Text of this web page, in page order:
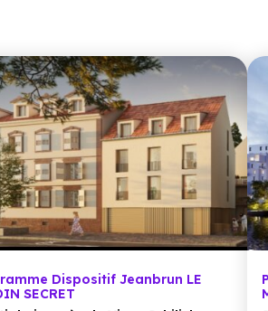
Dispositif Jeanbrun LE
SECRET